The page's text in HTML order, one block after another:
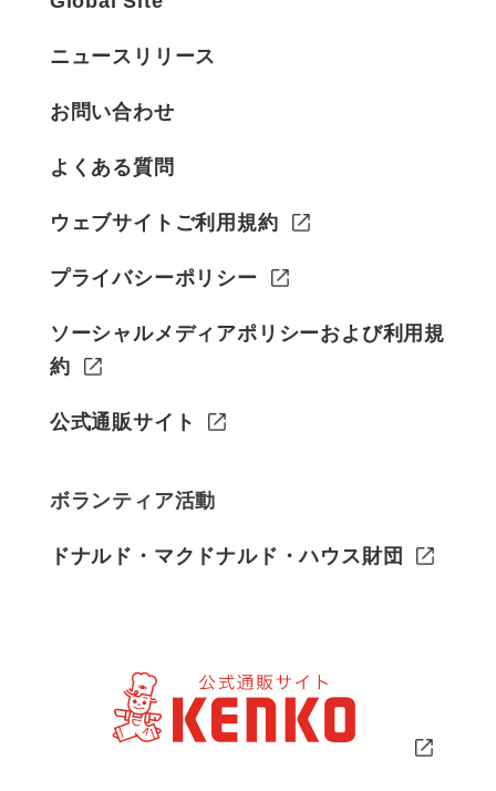
ニュースリリース
お問い合わせ
よくある質問
ウェブサイトご利用規約
プライバシーポリシー
ソーシャルメディアポリシーおよび利用規
約
公式通販サイト
ボランティア活動
ドナルド・マクドナルド・ハウス財団